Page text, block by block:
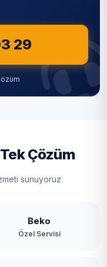
29
Çözüm
sunuyoruz
Beko
Özel Servisi